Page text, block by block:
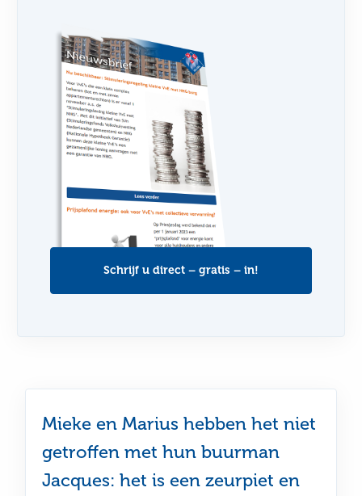
Schrijf u direct – gratis – in!
Mieke en Marius hebben het niet
getroffen met hun buurman
Jacques: het is een zeurpiet en